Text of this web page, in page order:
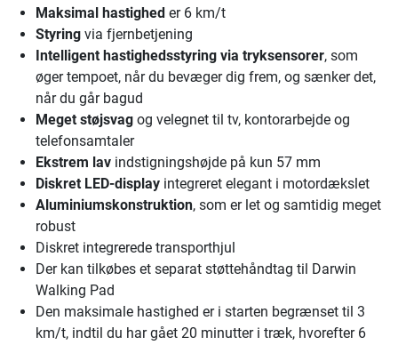
Maksimal hastighed er 6 km/t
Styring via fjernbetjening
Intelligent hastighedsstyring via tryksensorer, som
øger tempoet, når du bevæger dig frem, og sænker det,
når du går bagud
Meget støjsvag og velegnet til tv, kontorarbejde og
telefonsamtaler
Ekstrem lav indstigningshøjde på kun 57 mm
Diskret LED-display integreret elegant i motordækslet
Aluminiumskonstruktion, som er let og samtidig meget
robust
Diskret integrerede transporthjul
Der kan tilkøbes et separat støttehåndtag til Darwin
Walking Pad
Den maksimale hastighed er i starten begrænset til 3
km/t, indtil du har gået 20 minutter i træk, hvorefter 6